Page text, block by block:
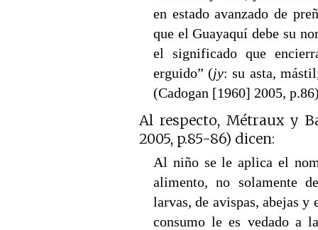
en estado avanzado de
que el Guayaquí debe su
el significado que
erguido” (jy: su asta,
(Cadogan [1960] 2005,
Al respecto, Métraux y
2005, p.85-86) dicen:
Al niño se le aplica el
alimento, no solamente
larvas, de avispas, abejas y
consumo le es vedado a